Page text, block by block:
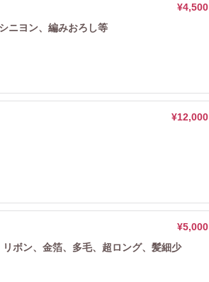
¥4,500
ヨン、編みおろし等
¥12,000
¥5,000
ボン、金箔、多毛、超ロング、髪細少